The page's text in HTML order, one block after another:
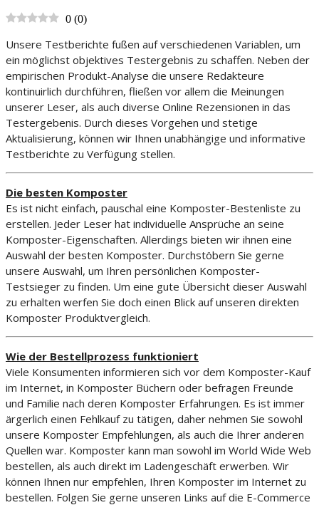
0 (0)
Unsere Testberichte fußen auf verschiedenen Variablen, um
ein möglichst objektives Testergebnis zu schaffen. Neben der
empirischen Produkt-Analyse die unsere Redakteure
kontinuirlich durchführen, fließen vor allem die Meinungen
unserer Leser, als auch diverse Online Rezensionen in das
Testergebenis. Durch dieses Vorgehen und stetige
Aktualisierung, können wir Ihnen unabhängige und informative
Testberichte zu Verfügung stellen.
Die besten Komposter
Es ist nicht einfach, pauschal eine Komposter-Bestenliste zu
erstellen. Jeder Leser hat individuelle Ansprüche an seine
Komposter-Eigenschaften. Allerdings bieten wir ihnen eine
Auswahl der besten Komposter. Durchstöbern Sie gerne
unsere Auswahl, um Ihren persönlichen Komposter-
Testsieger zu finden. Um eine gute Übersicht dieser Auswahl
zu erhalten werfen Sie doch einen Blick auf unseren direkten
Komposter Produktvergleich.
Wie der Bestellprozess funktioniert
Viele Konsumenten informieren sich vor dem Komposter-Kauf
im Internet, in Komposter Büchern oder befragen Freunde
und Familie nach deren Komposter Erfahrungen. Es ist immer
ärgerlich einen Fehlkauf zu tätigen, daher nehmen Sie sowohl
unsere Komposter Empfehlungen, als auch die Ihrer anderen
Quellen war. Komposter kann man sowohl im World Wide Web
bestellen, als auch direkt im Ladengeschäft erwerben. Wir
können Ihnen nur empfehlen, Ihren Komposter im Internet zu
bestellen. Folgen Sie gerne unseren Links auf die E-Commerce